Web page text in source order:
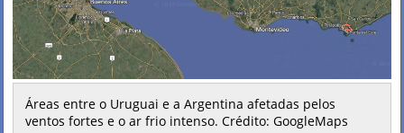
Áreas entre o Uruguai e a Argentina afetadas pelos
ventos fortes e o ar frio intenso. Crédito: GoogleMaps